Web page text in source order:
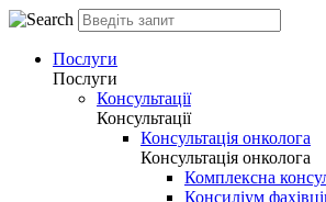
Послуги
Послуги
Консультації
Консультації
Консультація онколога
Консультація онколога
Комплексна
Консиліум